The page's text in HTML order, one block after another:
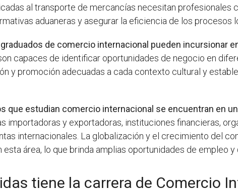
al transporte de mercancías necesitan profesionales
aduaneras y asegurar la eficiencia de los procesos
de comercio internacional pueden incursionar
capaces de identificar oportunidades de negocio en
y promoción adecuadas a cada contexto cultural y
que estudian comercio internacional se encuentran en
importadoras y exportadoras, instituciones financieras,
internacionales. La globalización y el crecimiento del
esta área, lo que brinda amplias oportunidades de empleo y
tiene la carrera de Comercio